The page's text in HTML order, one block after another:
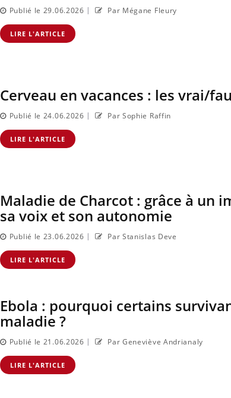
Publié le 29.06.2026 | Par Mégane Fleury
LIRE L'ARTICLE
Cerveau en vacances : les vrai/
Publié le 24.06.2026 | Par Sophie Raffin
LIRE L'ARTICLE
Maladie de Charcot : grâce à un
sa voix et son autonomie
Publié le 23.06.2026 | Par Stanislas Deve
LIRE L'ARTICLE
Ebola : pourquoi certains
maladie ?
Publié le 21.06.2026 | Par Geneviève Andrianaly
LIRE L'ARTICLE